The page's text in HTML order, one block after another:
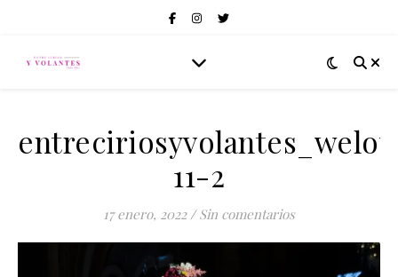
11-2
17 enero, 2022 / Sin comentarios